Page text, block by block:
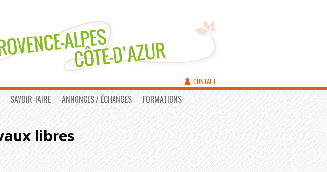
CONTACT
SAVOIR-FAIRE ANNONCES / ÉCHANGES FORMATIONS
libres